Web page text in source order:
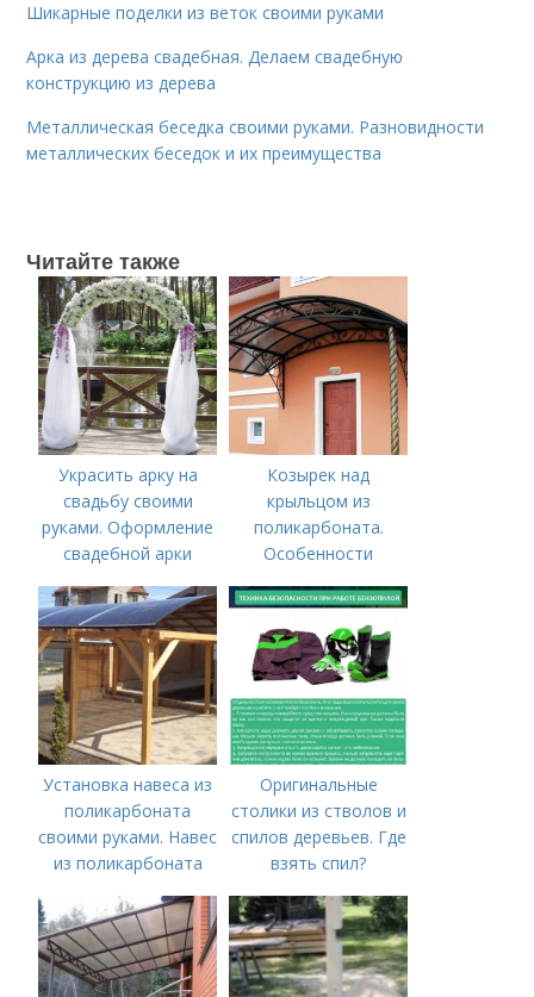
Шикарные поделки из веток своими руками
Арка из дерева свадебная. Делаем свадебную
конструкцию из дерева
Металлическая беседка своими руками. Разновидности
металлических беседок и их преимущества
Читайте также
Украсить арку на
свадьбу своими
руками. Оформление
свадебной арки
Козырек над
крыльцом из
поликарбоната.
Особенности
поликарбоната над
крыльцом
Установка навеса из
поликарбоната
своими руками. Навес
из поликарбоната
варианты
конструкций и их
строительство
Оригинальные
столики из стволов и
спилов деревьев. Где
взять спил?